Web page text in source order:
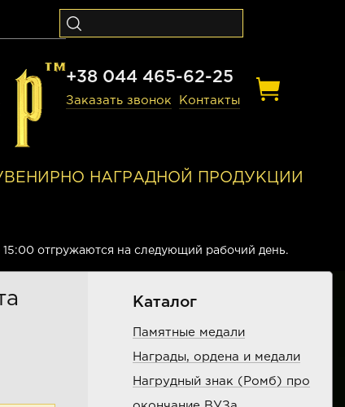
+38 044 465-62-25
Заказать звонок Контакты
НАГРАДНОЙ ПРОДУКЦИИ
отгружаются на следующий рабочий день.
Каталог
Памятные медали
Награды, ордена и медали
Нагрудный знак (Ромб) про